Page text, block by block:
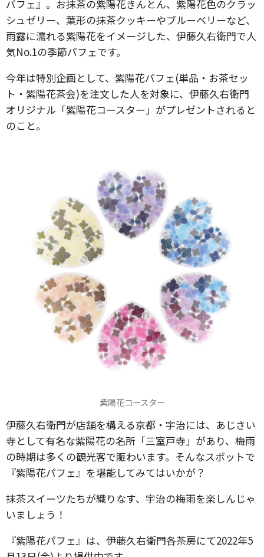
パフェ』。お抹茶の紫陽花きんとん、紫陽花色のクラッ
シュゼリー、葉形の抹茶クッキーやブルーベリーなど、
雨露に濡れる紫陽花をイメージした、伊藤久右衛門で人
気No.1の季節パフェです。
今年は特別企画として、紫陽花パフェ(単品・お茶セッ
ト・紫陽花茶会)を注文した人を対象に、伊藤久右衛門
オリジナル「紫陽花コースター」がプレゼントされると
のこと。
紫陽花コースター
伊藤久右衛門が店舗を構える京都・宇治には、あじさい
寺として有名な紫陽花の名所「三室戸寺」があり、梅雨
の時期は多くの観光客で賑わいます。そんなスポットで
『紫陽花パフェ』を堪能してみてはいかが？
抹茶スイーツたちが織りなす、宇治の梅雨を楽しんじゃ
いましょう！
『紫陽花パフェ』は、伊藤久右衛門各茶房にて2022年5